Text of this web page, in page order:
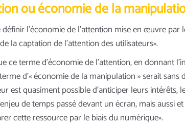
ou économie de la
l’économie de l’attention mise en œuvre
la captation de l’attention des utilisateurs».
ce terme d’économie de l’attention, en donnant
d’« économie de la manipulation » serait
est quasiment possible d’anticiper leurs
de temps passé devant un écran, mais
cette ressource par le biais du numérique».